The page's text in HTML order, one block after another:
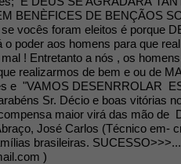
BENÈFICES DE BENÇÃOS
vocês foram eleitos é porque
poder aos homens para que
! Entretanto a nós , os
realizarmos de bem e ou de
e "VAMOS DESENRROLAR
Sr. Décio e boas vitórias
maior virá das mão de
José Carlos (Técnico em-
brasileiras.
)